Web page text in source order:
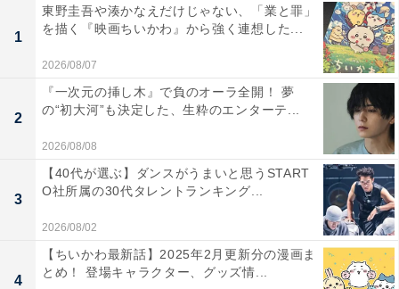
別れた夏海と健人には、それぞれの友人らから助言が。
匠は罪悪感で一緒にいてほしくないと夏海に告げ、健人
のもとへ帰るようアシスト。一方、守や修に背中を押さ
れた健人も、父・創一（小市慢太郎）へ、夏海との関係
を続け仕事も期待に添えられるよう頑張ると宣言。創一
は健人の思いを受け入れました。
一緒にいたいという気持ちを伝えようと会いに走る夏海
と健人。運命のような偶然で再会した2人は、互いの思
いを伝え確かめ合い、キスを交わすのでした。
1
東野圭吾や湊かなえだけじゃない、「業と罪」
を描く『映画ちいかわ』から強く連想した...
2026/08/07
2
『一次元の挿し木』で負のオーラ全開！ 夢
の“初大河”も決定した、生粋のエンターテ...
2026/08/08
3
【40代が選ぶ】ダンスがうまいと思うSTART
O社所属の30代タレントランキング...
2026/08/02
4
【ちいかわ最新話】2025年2月更新分の漫画ま
とめ！ 登場キャラクター、グッズ情...